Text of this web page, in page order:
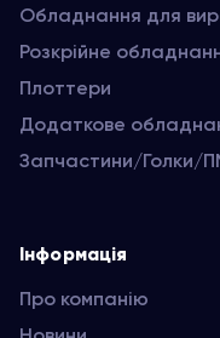
Обладнання для
Розкрійне
Плоттери
Додаткове
Запчастини/Голки/
Інформація
Про компанію